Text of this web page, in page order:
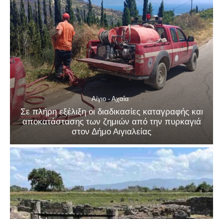
Αίγιο - Αχαΐα
Σε πλήρη εξέλιξη οι διαδικασίες καταγραφής και
αποκατάστασης των ζημιών από την πυρκαγιά
στον Δήμο Αιγιαλείας